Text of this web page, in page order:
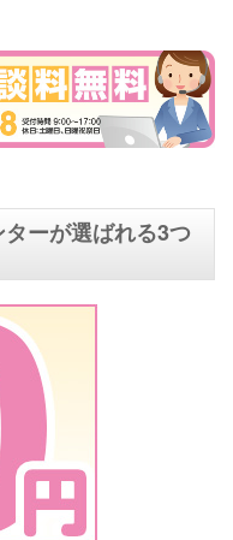
ーが選ばれる3つ